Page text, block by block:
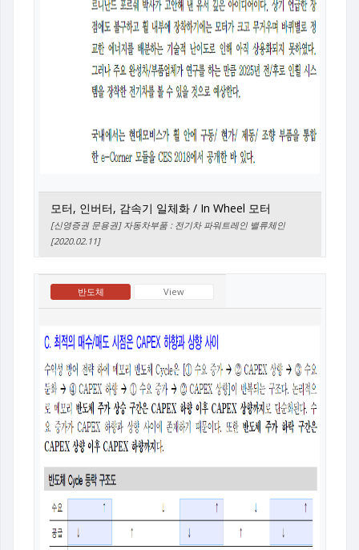
모터, 인버터, 감속기 일체화 / In Wheel 모터
[신영증권 문용권] 자동차부품 : 전기차 파워트레인 밸류체인
[2020.02.11]
반도체 View